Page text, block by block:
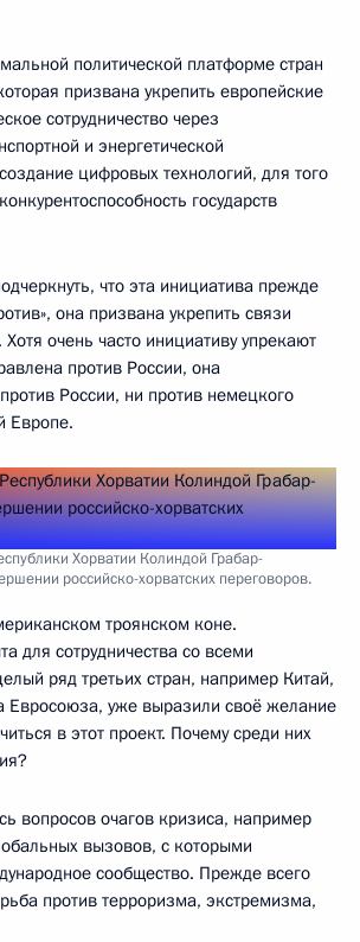
политической платформе стран
призвана укрепить европейские
сотрудничество через
и энергетической
цифровых технологий, для того
государств
что эта инициатива прежде
она призвана укрепить связи
очень часто инициативу упрекают
против России, она
России, ни против немецкого
Европе.
Хорватии Колиндой Грабар-
российско-хорватских переговоров.
троянском коне.
для сотрудничества со всеми
ряд третьих стран, например Китай,
Евросоюза, уже выразили своё желание
в этот проект. Почему среди них
вопросов очагов кризиса, например
вызовов, с которыми
сообщество. Прежде всего
против терроризма, экстремизма,